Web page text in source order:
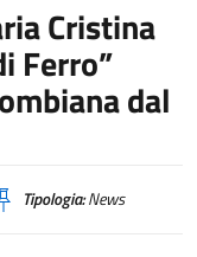
Cristina
Ferro”
dal
Tipologia:News